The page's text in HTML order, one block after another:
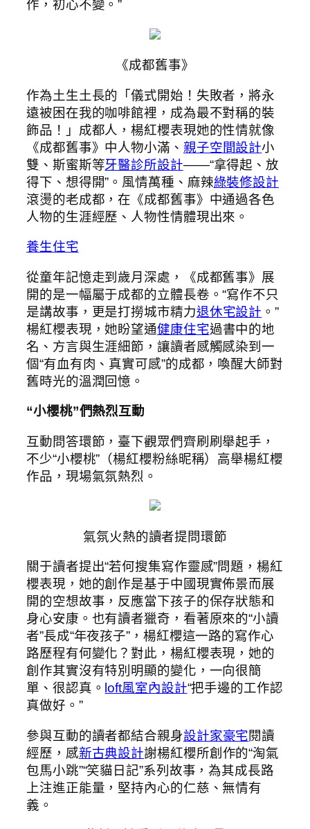
作，初心不變。”
《成都舊事》
作為土生土長的「儀式開始！失敗者，將永
遠被困在我的咖啡館裡，成為最不對稱的裝
飾品！」成都人，楊紅櫻表現她的性情就像
《成都舊事》中人物小滿、 親子空間設計小
雙、斯蜜斯等牙醫診所設計——“拿得起、放
得下、想得開”。風情萬種、麻辣綠裝修設計
滾燙的老成都，在《成都舊事》中通過各色
人物的生涯經歷、人物性情體現出來。
養生住宅
從童年記憶走到歲月深處，《成都舊事》展
開的是一幅屬于成都的立體長卷。“寫作不只
是講故事，更是打撈城市精力退休宅設計 。”
楊紅櫻表現，她盼望通健康住宅過書中的地
名、方言與生涯細節，讓讀者感觸感染到一
個“有血有肉、真實可感”的成都，喚醒大師對
舊時光的溫潤回憶。
“小櫻桃”們熱烈互動
互動問答環節，臺下觀眾們齊刷刷舉起手，
不少“小櫻桃”（楊紅櫻粉絲昵稱）高舉楊紅櫻
作品，現場氣氛熱烈。
氣氛火熱的讀者提問環節
關于讀者提出“若何搜集寫作靈感”問題，楊紅
櫻表現，她的創作是基于中國現實佈景而展
開的空想故事，反應當下孩子的保存狀態和
身心安康。也有讀者獵奇，看著原來的“小讀
者”長成“年夜孩子”，楊紅櫻這一路的寫作心
路歷程有何變化？對此，楊紅櫻表現，她的
創作其實沒有特別明顯的變化，一向很簡
單、很認真。 loft風室內設計“把手邊的工作認
真做好。”
參與互動的讀者都結合親身設計家豪宅閱讀
經歷，感新古典設計謝楊紅櫻所創作的“淘氣
包馬小跳”“笑貓日記”系列故事，為其成長路
上注進正能量，堅持內心的仁慈、無情有
義。